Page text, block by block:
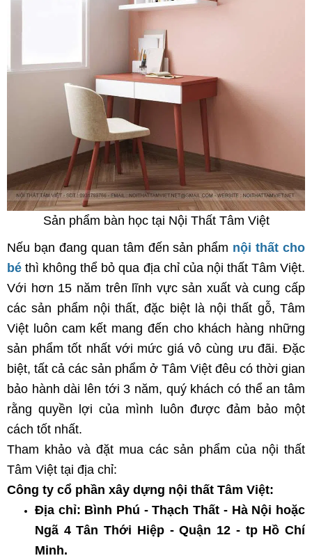
Sản phẩm bàn học tại Nội Thất Tâm Việt
Nếu bạn đang quan tâm đến sản phẩm nội thất cho
bé thì không thể bỏ qua địa chỉ của nội thất Tâm Việt.
Với hơn 15 năm trên lĩnh vực sản xuất và cung cấp
các sản phẩm nội thất, đặc biệt là nội thất gỗ, Tâm
Việt luôn cam kết mang đến cho khách hàng những
sản phẩm tốt nhất với mức giá vô cùng ưu đãi. Đặc
biệt, tất cả các sản phẩm ở Tâm Việt đêu có thời gian
bảo hành dài lên tới 3 năm, quý khách có thể an tâm
rằng quyền lợi của mình luôn được đảm bảo một
cách tốt nhất.
Tham khảo và đặt mua các sản phẩm của nội thất
Tâm Việt tại địa chỉ:
Công ty cổ phần xây dựng nội thất Tâm Việt:
Địa chỉ: Bình Phú - Thạch Thất - Hà Nội hoặc
Ngã 4 Tân Thới Hiệp - Quận 12 - tp Hồ Chí
Minh.